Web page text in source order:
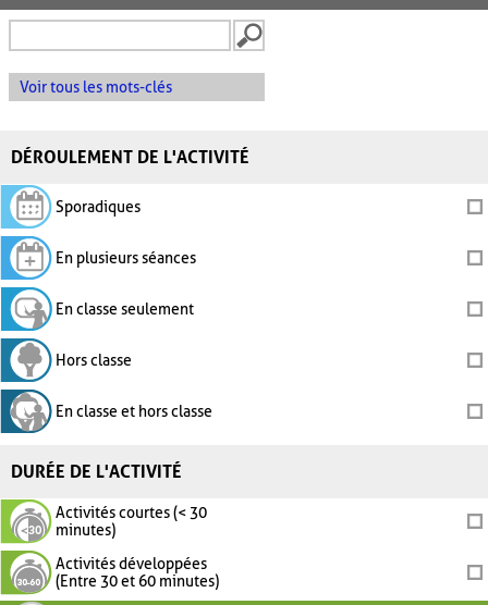
Voir tous les mots-clés
DÉROULEMENT DE L'ACTIVITÉ
Sporadiques
En plusieurs séances
En classe seulement
Hors classe
En classe et hors classe
DURÉE DE L'ACTIVITÉ
Activités courtes (< 30
minutes)
Activités développées
(Entre 30 et 60 minutes)